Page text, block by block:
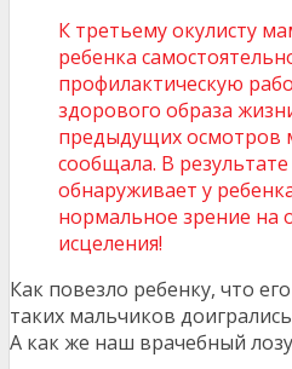
К третьему окулисту
ребенка
профилактическую
здорового образа
предыдущих осмотров
сообщала. В результате
обнаруживает у
нормальное зрение на
исцеления!
Как повезло ребенку, что
таких мальчиков
А как же наш врачебный